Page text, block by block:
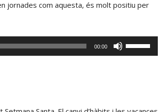
volum.
avall
per
jornades com aquesta, és molt positiu per
00:00
servir